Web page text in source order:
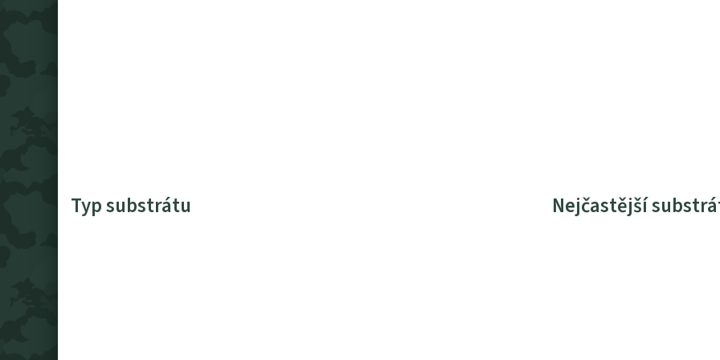
Typ substrátu Nejčastější